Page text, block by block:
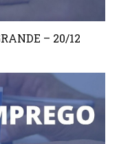
– 20/12